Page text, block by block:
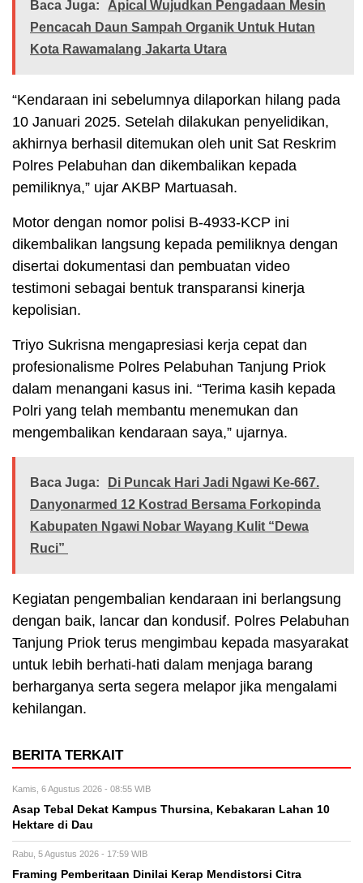
Baca Juga:
Apical Wujudkan Pengadaan Mesin
Pencacah Daun Sampah Organik Untuk Hutan
Kota Rawamalang Jakarta Utara
“Kendaraan ini sebelumnya dilaporkan hilang pada
10 Januari 2025. Setelah dilakukan penyelidikan,
akhirnya berhasil ditemukan oleh unit Sat Reskrim
Polres Pelabuhan dan dikembalikan kepada
pemiliknya,” ujar AKBP Martuasah.
Motor dengan nomor polisi B-4933-KCP ini
dikembalikan langsung kepada pemiliknya dengan
disertai dokumentasi dan pembuatan video
testimoni sebagai bentuk transparansi kinerja
kepolisian.
Triyo Sukrisna mengapresiasi kerja cepat dan
profesionalisme Polres Pelabuhan Tanjung Priok
dalam menangani kasus ini. “Terima kasih kepada
Polri yang telah membantu menemukan dan
mengembalikan kendaraan saya,” ujarnya.
Baca Juga:
Di Puncak Hari Jadi Ngawi Ke-667.
Danyonarmed 12 Kostrad Bersama Forkopinda
Kabupaten Ngawi Nobar Wayang Kulit “Dewa
Ruci”
Kegiatan pengembalian kendaraan ini berlangsung
dengan baik, lancar dan kondusif. Polres Pelabuhan
Tanjung Priok terus mengimbau kepada masyarakat
untuk lebih berhati-hati dalam menjaga barang
berharganya serta segera melapor jika mengalami
kehilangan.
BERITA TERKAIT
Kamis, 6 Agustus 2026 - 08:55 WIB
Asap Tebal Dekat Kampus Thursina, Kebakaran Lahan 10
Hektare di Dau
Rabu, 5 Agustus 2026 - 17:59 WIB
Framing Pemberitaan Dinilai Kerap Mendistorsi Citra